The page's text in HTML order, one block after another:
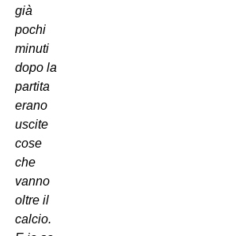
già
pochi
minuti
dopo la
partita
erano
uscite
cose
che
vanno
oltre il
calcio.